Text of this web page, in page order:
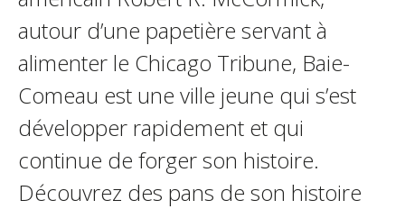
autour d’une papetière servant à
alimenter le Chicago Tribune, Baie-
Comeau est une ville jeune qui s’est
développer rapidement et qui
continue de forger son histoire.
Découvrez des pans de son histoire